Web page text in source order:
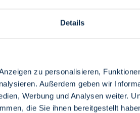
Details
zu personalisieren,
Außerdem geben wir
Werbung und Analysen weiter.
die Sie ihnen bereitgestellt
Menü